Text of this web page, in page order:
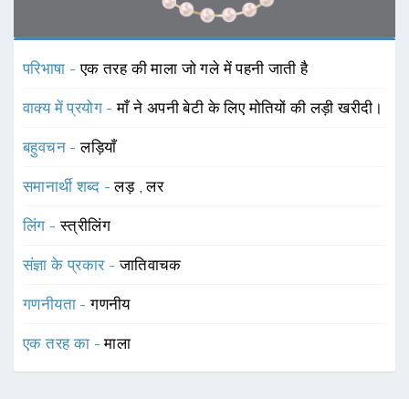
परिभाषा -एक तरह की माला जो गले में पहनी जाती है
वाक्य में प्रयोग -माँ ने अपनी बेटी के लिए मोतियों की लड़ी खरीदी।
बहुवचन -लड़ियाँ
समानार्थी शब्द -लड़ ,लर
लिंग -स्त्रीलिंग
संज्ञा के प्रकार -जातिवाचक
गणनीयता -गणनीय
एक तरह का -माला